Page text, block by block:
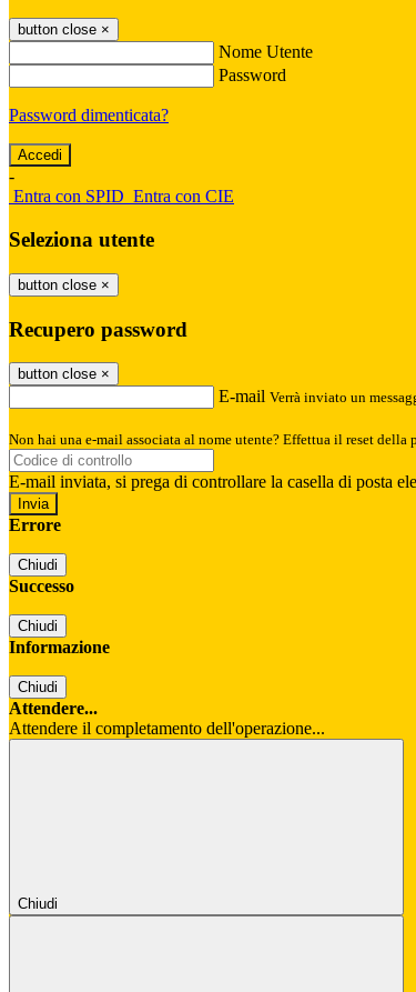
button close ×
Nome Utente
Password
Password dimenticata?
-
Entra con SPID Entra con CIE
Seleziona utente
button close ×
Recupero password
button close ×
E-mail Verrà inviato un
Non hai una e-mail associata al nome utente? Effettua il reset della
E-mail inviata, si prega di controllare la casella di posta
Errore
Chiudi
Successo
Chiudi
Informazione
Chiudi
Attendere...
Attendere il completamento dell'operazione...
Chiudi